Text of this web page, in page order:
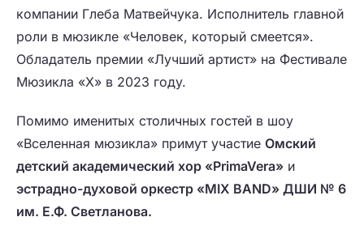
компании Глеба Матвейчука. Исполнитель главной
роли в мюзикле «Человек, который смеется».
Обладатель премии «Лучший артист» на Фестивале
Мюзикла «Х» в 2023 году.
Помимо именитых столичных гостей в шоу
«Вселенная мюзикла» примут участие Омский
детский академический хор «PrimaVera» и
эстрадно-духовой оркестр «MIX BAND» ДШИ № 6
им. Е.Ф. Светланова.